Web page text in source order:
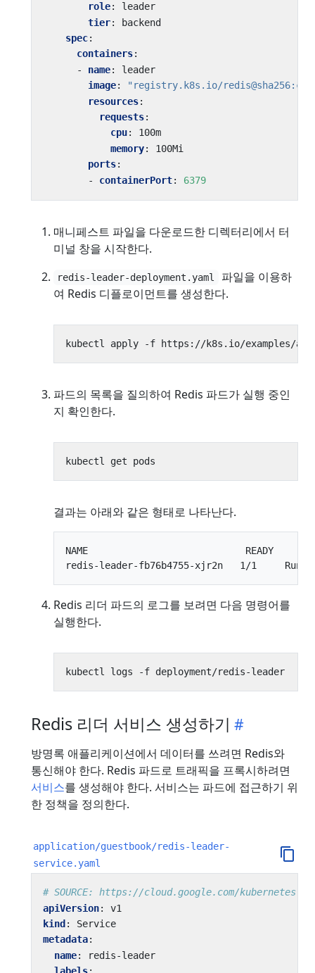
role:
leader
tier:
backend
spec:
containers:
- name:
leader
image:
"registry.k8s.io/
resources:
requests:
cpu:
100m
memory:
100Mi
ports:
- containerPort: 6379
매니페스트 파일을 다운로드한 디렉터리에서 터
미널 창을 시작한다.
redis-leader-deployment.yaml
파일을 이용하
여 Redis 디플로이먼트를 생성한다.
파드의 목록을 질의하여 Redis 파드가 실행 중인
지 확인한다.
결과는 아래와 같은 형태로 나타난다.
NAME                            READY
Redis 리더 파드의 로그를 보려면 다음 명령어를
실행한다.
Redis 리더 서비스 생성하기
방명록 애플리케이션에서 데이터를 쓰려면 Redis와
통신해야 한다. Redis 파드로 트래픽을 프록시하려면
서비스를 생성해야 한다. 서비스는 파드에 접근하기 위
한 정책을 정의한다.
application/guestbook/redis-leader-
service.yaml
# SOURCE: https://cloud.google.com/kubernetes-
apiVersion:
v1
kind :
Service
metadata:
name:
redis-leader